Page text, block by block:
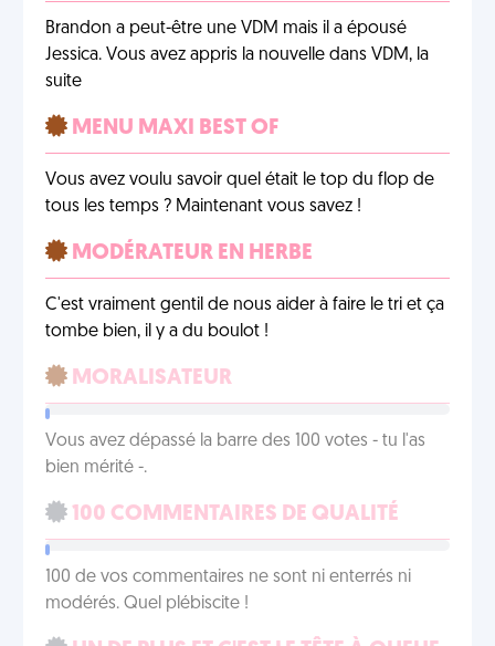
Brandon a peut-être une VDM mais il a épousé
Jessica. Vous avez appris la nouvelle dans VDM, la
suite
MENU MAXI BEST OF
Vous avez voulu savoir quel était le top du flop de
tous les temps ? Maintenant vous savez !
MODÉRATEUR EN HERBE
C'est vraiment gentil de nous aider à faire le tri et ça
tombe bien, il y a du boulot !
MORALISATEUR
Vous avez dépassé la barre des 100 votes - tu l'as
bien mérité -.
100 COMMENTAIRES DE QUALITÉ
100 de vos commentaires ne sont ni enterrés ni
modérés. Quel plébiscite !